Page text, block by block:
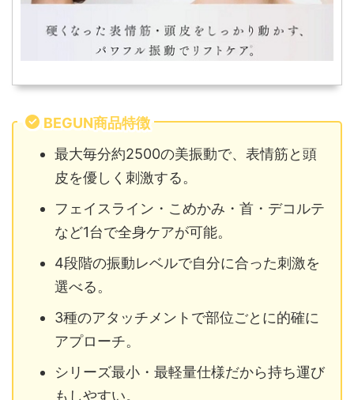
BEGUN商品特徴
最大毎分約2500の美振動で、表情筋と頭
皮を優しく刺激する。
フェイスライン・こめかみ・首・デコルテ
など1台で全身ケアが可能。
4段階の振動レベルで自分に合った刺激を
選べる。
3種のアタッチメントで部位ごとに的確に
アプローチ。
シリーズ最小・最軽量仕様だから持ち運び
もしやすい。